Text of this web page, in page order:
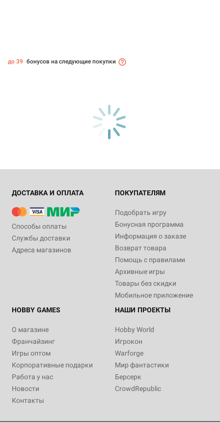
до 39 бонусов на следующие покупки
ДОСТАВКА И ОПЛАТА
Способы оплаты
Службы доставки
Адреса магазинов
ПОКУПАТЕЛЯМ
Подобрать игру
Бонусная программа
Информация о заказе
Возврат товара
Помощь с правилами
Архивные игры
Товары без скидки
Мобильное приложение
HOBBY GAMES
О магазине
Франчайзинг
Игры оптом
Корпоративные подарки
Работа у нас
Новости
Контакты
НАШИ ПРОЕКТЫ
Hobby World
Игрокон
Warforge
Мир фантастики
Берсерк
CrowdRepublic